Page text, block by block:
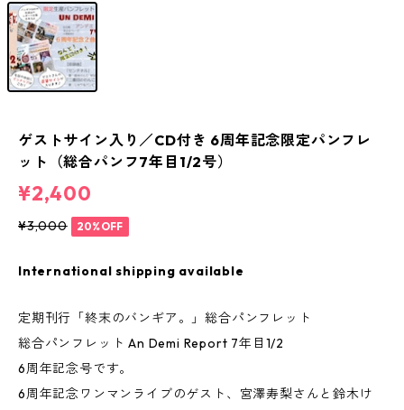
ゲストサイン入り／CD付き 6周年記念限定パンフレ
ット（総合パンフ7年目1/2号）
¥2,400
¥3,000 20%OFF
International shipping available
定期刊行「終末のバンギア。」総合パンフレット
総合パンフレット An Demi Report 7年目1/2
6周年記念号です。
6周年記念ワンマンライブのゲスト、宮澤寿梨さんと鈴木け